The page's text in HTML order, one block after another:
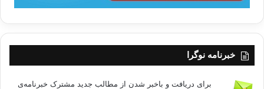
خبرنامه نوگرا
برای دریافت و باخبر شدن از مطالب جدید مشترک خبرنامه‌ی